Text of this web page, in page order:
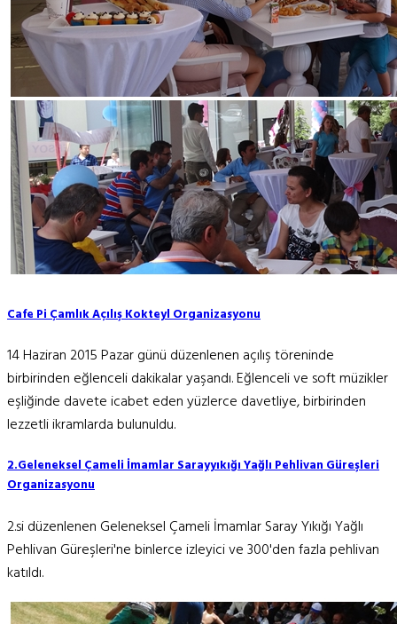
Cafe Pi Çamlık Açılış Kokteyl Organizasyonu
14 Haziran 2015 Pazar günü düzenlenen açılış töreninde
birbirinden eğlenceli dakikalar yaşandı. Eğlenceli ve soft müzikler
eşliğinde davete icabet eden yüzlerce davetliye, birbirinden
lezzetli ikramlarda bulunuldu.
2.Geleneksel Çameli İmamlar Sarayyıkığı Yağlı Pehlivan Güreşleri
Organizasyonu
2.si düzenlenen Geleneksel Çameli İmamlar Saray Yıkığı Yağlı
Pehlivan Güreşleri'ne binlerce izleyici ve 300'den fazla pehlivan
katıldı.